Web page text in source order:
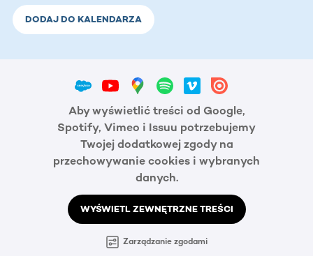
DODAJ DO KALENDARZA
Aby wyświetlić treści od Google,
Spotify, Vimeo i Issuu potrzebujemy
Twojej dodatkowej zgody na
przechowywanie cookies i wybranych
danych.
WYŚWIETL ZEWNĘTRZNE TREŚCI
Zarządzanie zgodami